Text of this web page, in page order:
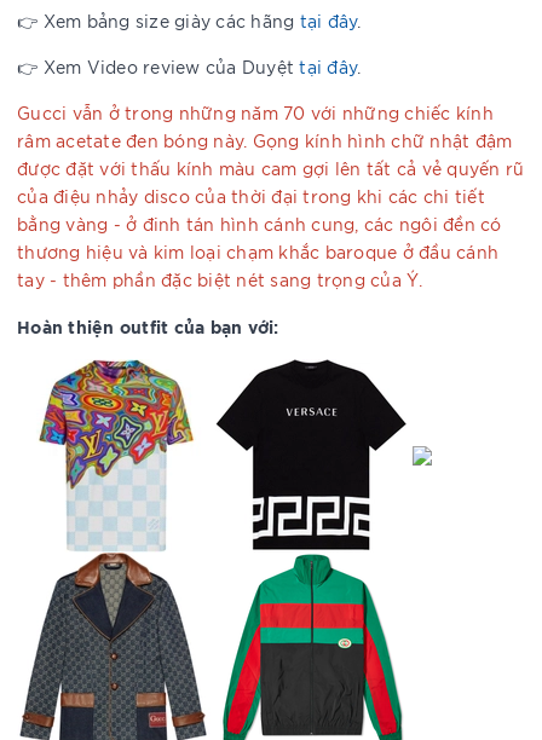
👉 Xem bảng size giày các hãng tại đây.
👉 Xem Video review của Duyệttại đây.
Gucci vẫn ở trong những năm 70 với những chiếc kính
râm acetate đen bóng này. Gọng kính hình chữ nhật đậm
được đặt với thấu kính màu cam gợi lên tất cả vẻ quyến rũ
của điệu nhảy disco của thời đại trong khi các chi tiết
bằng vàng - ở đinh tán hình cánh cung, các ngôi đền có
thương hiệu và kim loại chạm khắc baroque ở đầu cánh
tay - thêm phần đặc biệt nét sang trọng của Ý.
Hoàn thiện outfit của bạn với: